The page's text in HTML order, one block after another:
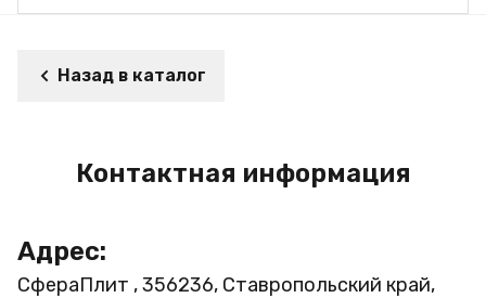
Назад в каталог
Контактная информация
Адрес:
СфераПлит , 356236, Ставропольский край,